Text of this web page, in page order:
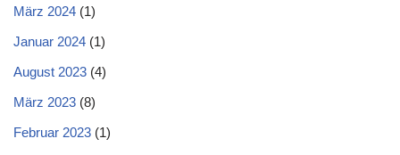
März 2024 (1)
Januar 2024 (1)
August 2023 (4)
März 2023 (8)
Februar 2023 (1)